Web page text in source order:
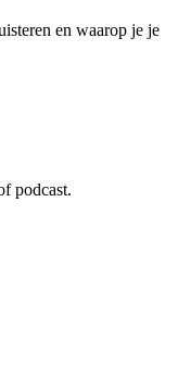
en waarop je je
podcast.